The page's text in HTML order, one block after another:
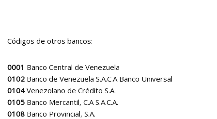
Códigos de otros bancos:
0001 Banco Central de Venezuela
0102 Banco de Venezuela S.A.C.A Banco Universal
0104Venezolano de Crédito S.A.
0105 Banco Mercantil, C.A S.A.C.A.
0108 Banco Provincial, S.A.